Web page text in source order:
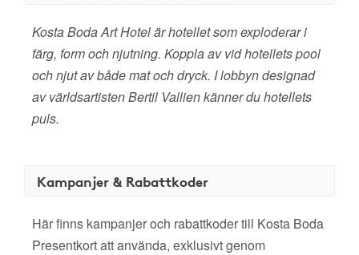
Kosta Boda Art Hotel är hotellet som exploderar i
färg, form och njutning. Koppla av vid hotellets pool
och njut av både mat och dryck. I lobbyn designad
av världsartisten Bertil Vallien känner du hotellets
puls.
Kampanjer & Rabattkoder
Här finns kampanjer och rabattkoder till Kosta Boda
Presentkort att använda, exklusivt genom